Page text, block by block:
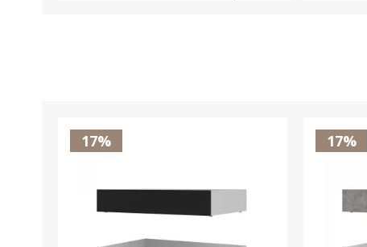
17% 17%